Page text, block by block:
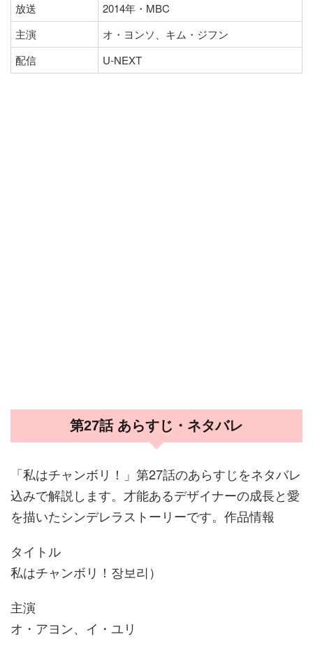
放送
2014年・MBC
主演
オ・ヨンソ、キム・ジフン
配信
U-NEXT
第27話 あらすじ・ネタバレ
「私はチャンボリ！」第27話のあらすじをネタバレ
込みで解説します。才能あるデザイナーの成長と愛
を描いたシンデレラストーリーです。作品情報
タイトル
私はチャンボリ！장보리）
主演
オ・アヨン、イ・ユリ